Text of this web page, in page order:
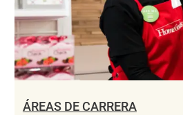
ÁREAS DE CARRERA